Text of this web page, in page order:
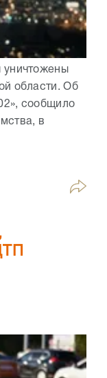
уничтожены
области. Об
сообщило
в